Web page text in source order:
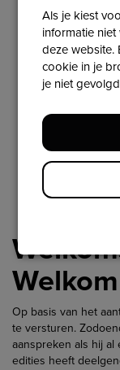
Op basis van het
te versturen.
aanspreken als hij
edities heeft
Als je kiest
informatie
deze website.
cookie in je
je niet